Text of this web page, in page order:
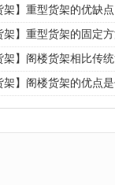
架】重型货架的优缺点
架】重型货架的固定
架】阁楼货架相比传
架】阁楼货架的优点